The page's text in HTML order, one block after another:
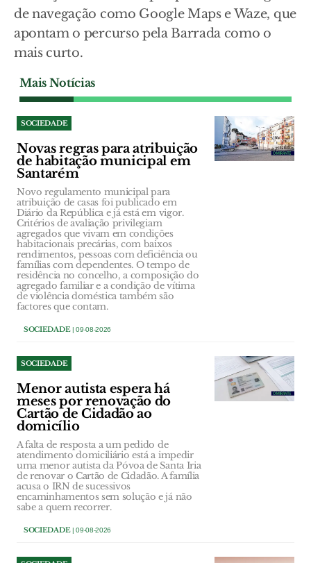
de navegação como Google Maps e Waze, que
apontam o percurso pela Barrada como o
mais curto.
Mais Notícias
SOCIEDADE
Novas regras para atribuição
de habitação municipal em
Santarém
Novo regulamento municipal para
atribuição de casas foi publicado em
Diário da República e já está em vigor.
Critérios de avaliação privilegiam
agregados que vivam em condições
habitacionais precárias, com baixos
rendimentos, pessoas com deficiência ou
famílias com dependentes. O tempo de
residência no concelho, a composição do
agregado familiar e a condição de vítima
de violência doméstica também são
factores que contam.
SOCIEDADE| 09-08-2026
SOCIEDADE
Menor autista espera há
meses por renovação do
Cartão de Cidadão ao
domicílio
A falta de resposta a um pedido de
atendimento domiciliário está a impedir
uma menor autista da Póvoa de Santa Iria
de renovar o Cartão de Cidadão. A família
acusa o IRN de sucessivos
encaminhamentos sem solução e já não
sabe a quem recorrer.
SOCIEDADE| 09-08-2026